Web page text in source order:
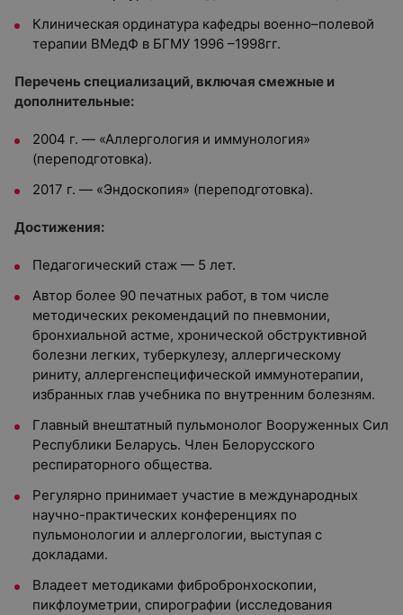
Клиническая ординатура кафедры военно–полевой
терапии ВМедФ в БГМУ 1996 –1998гг.
Перечень специализаций, включая смежные и
дополнительные:
2004 г. — «Аллергология и иммунология»
(переподготовка).
2017 г. — «Эндоскопия» (переподготовка).
Достижения:
Педагогический стаж — 5 лет.
Автор более 90 печатных работ, в том числе
методических рекомендаций по пневмонии,
бронхиальной астме, хронической обструктивной
болезни легких, туберкулезу, аллергическому
риниту, аллергенспецифической иммунотерапии,
избранных глав учебника по внутренним болезням.
Главный внештатный пульмонолог Вооруженных Сил
Республики Беларусь. Член Белорусского
респираторного общества.
Регулярно принимает участие в международных
научно-практических конференциях по
пульмонологии и аллергологии, выступая с
докладами.
Владеет методиками фибробронхоскопии,
пикфлоуметрии, спирографии (исследования